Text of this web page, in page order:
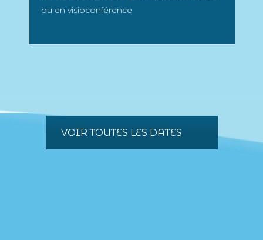
ou en visioconférence
VOIR TOUTES LES DATES